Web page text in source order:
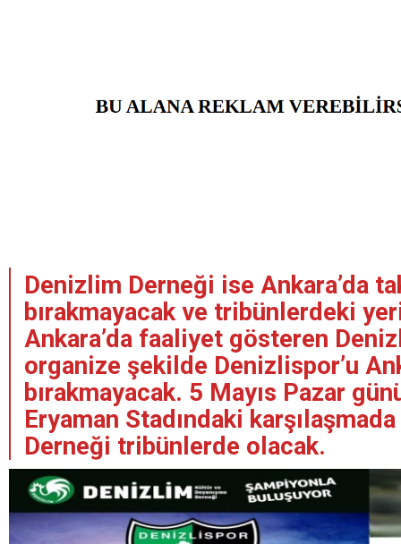
Denizlim Derneği ise Ankara’da
bırakmayacak ve tribünlerdeki
Ankara’da faaliyet gösteren
organize şekilde Denizlispor’u
bırakmayacak. 5 Mayıs Pazar
Eryaman Stadındaki
Derneği tribünlerde olacak.